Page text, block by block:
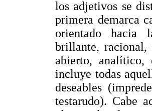
los adjetivos se
primera demarca
orientado hacia
brillante, racional,
abierto, analítico,
incluye todas
deseables
testarudo). Cabe